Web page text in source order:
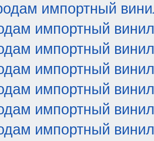
импортный
импортный винил
импортный винил
импортный винил
импортный винил
импортный винил
импортный винил